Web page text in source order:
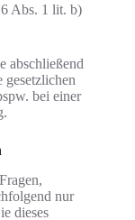
Abs. 1 lit. b)
abschließend
bei einer
nur
dieses